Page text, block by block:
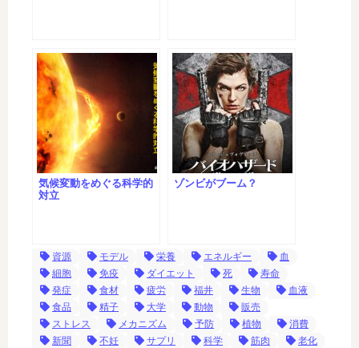
気候変動をめぐる科学的
対立
ゾンビがブーム？
資源 モデル 栄養 エネルギー
血
細胞
免疫 ダイエット 死
寿命
発症
食材 疲労 福井 生物
血液
食品
精子 大学 動物
販売
ストレス
メカニズム 予防 植物
消費
新聞
不妊 サプリ 科学 筋肉
老化